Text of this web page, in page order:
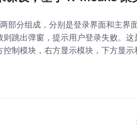
部分组成，分别是登录界面和主界
跳出弹窗，提示用户登录失败。
制模块，右方显示模块，下方显